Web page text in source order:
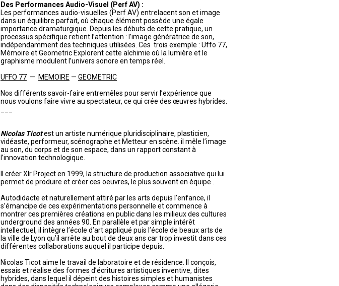
Des Performances Audio-Visuel (Perf AV) :
Les performances audio-visuelles (Perf AV) entrelacent son et image
dans un équilibre parfait, où chaque élément possède une égale
importance dramaturgique. Depuis les débuts de cette pratique, un
processus spécifique retient l’attention : l’image génératrice de son,
indépendamment des techniques utilisées. Ces trois exemple : Uffo 77,
Mémoire et Geometric Explorent cette alchimie où la lumière et le
graphisme modulent l’univers sonore en temps réel.
UFFO 77 — MEMOIRE — GEOMETRIC
Nos différents savoir-faire entremêles pour servir l’expérience que
nous voulons faire vivre au spectateur, ce qui crée des œuvres hybrides.
Nicolas Ticotest un artiste numérique pluridisciplinaire, plasticien,
vidéaste, performeur, scénographe et Metteur en scène. il mêle l’image
au son, du corps et de son espace, dans un rapport constant à
l’innovation technologique.
Il créer Xlr Project en 1999, la structure de production associative qui lui
permet de produire et créer ces oeuvres, le plus souvent en équipe .
Autodidacte et naturellement attiré par les arts depuis l’enfance, il
s’émancipe de ces expérimentations personnelle et commence à
montrer ces premières créations en public dans les milieux des cultures
underground des années 90. En parallèle et par simple intérêt
intellectuel, il intègre l’école d’art appliqué puis l’école de beaux arts de
la ville de Lyon qu’il arrête au bout de deux ans car trop investit dans ces
différentes collaborations auquel il participe depuis.
Nicolas Ticot aime le travail de laboratoire et de résidence. Il conçois,
essais et réalise des formes d’écritures artistiques inventive, dites
hybrides, dans lequel il dépeint des histoires simples et humanistes